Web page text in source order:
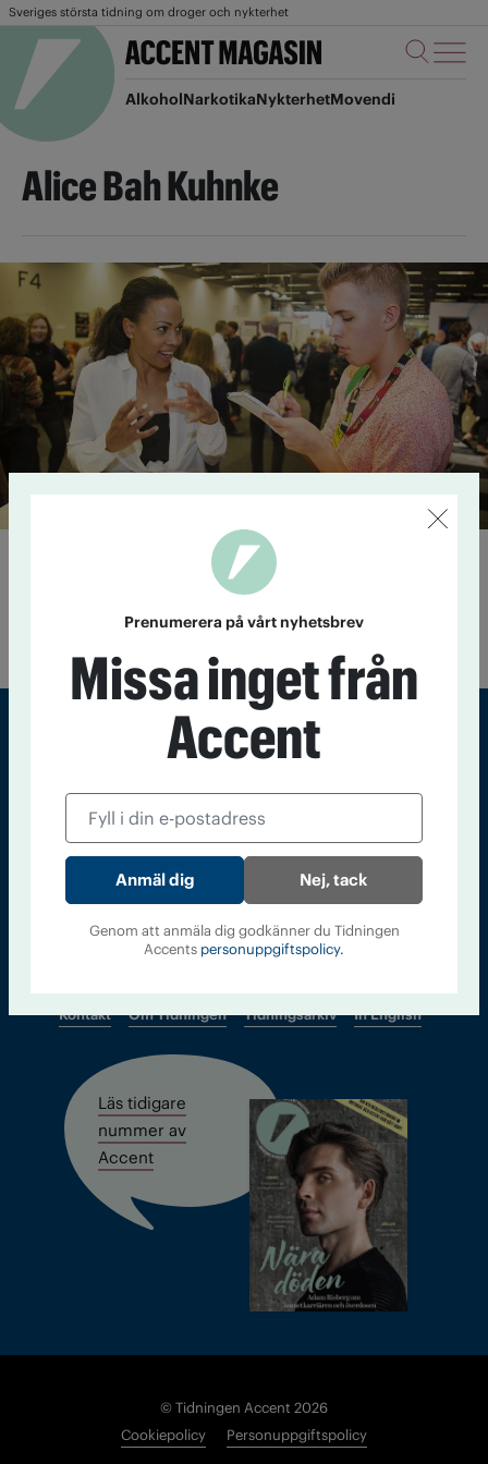
Sveriges största tidning om droger och nykterhet
AlkoholNarkotikaNykterhetMovendi
Alice Bah Kuhnke
Tidningsmakeri på ungas villkor
Det råder organiserat kaos när fem junior­
reportrar från Junis tidning Struten samlas för att spåna
artikelidéer, intervjua, skriva och umgås.
Tidningen Accent, A4, Bondegatan 21, 116 33 Stockholm
accent@iogt.se
Chefredaktör och ansvarig utgivare: Barbro Janson Lundkvist,
barbro@a4.se.
Kontakt Om Tidningen Tidningsarkiv In English
Läs tidigare
nummer av
Accent
© Tidningen Accent 2026
Cookiepolicy
Personuppgiftspolicy
Prenumerera på vårt nyhetsbrev
Missa inget från
Accent
Nej, tack
Genom att anmäla dig godkänner du Tidningen
Accents personuppgiftspolicy.